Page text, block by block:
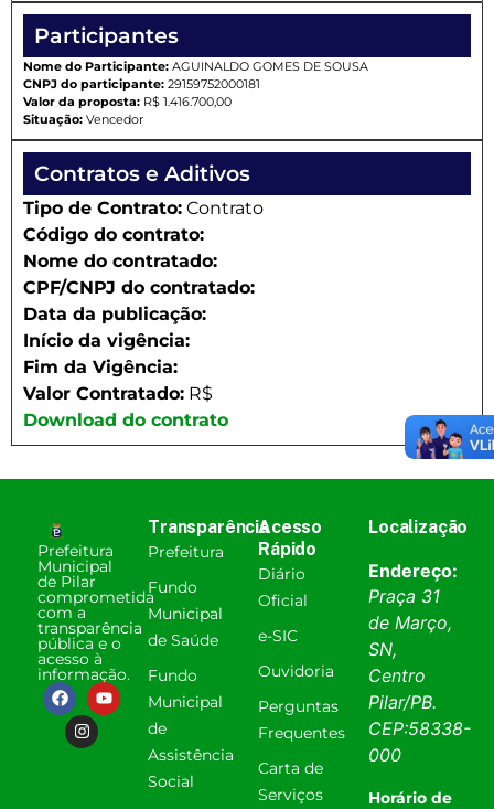
Participantes
Nome do Participante: AGUINALDO GOMES DE SOUSA
CNPJ do participante: 29159752000181
Valor da proposta: R$ 1.416.700,00
Situação: Vencedor
Contratos e Aditivos
Tipo de Contrato: Contrato
Código do contrato:
Nome do contratado:
CPF/CNPJ do contratado:
Data da publicação:
Início da vigência:
Fim da Vigência:
Valor Contratado: R$
Download do contrato
Prefeitura
Municipal
de Pilar
comprometida
com a
transparência
pública e o
acesso à
informação.
Transparência
Prefeitura
Fundo
Municipal
de Saúde
Fundo
Municipal
de
Assistência
Social
Acesso
Rápido
Diário
Oficial
e-SIC
Ouvidoria
Perguntas
Frequentes
Carta de
Serviços
Localização
Endereço:
Praça 31
de Março,
SN,
Centro
Pilar/PB.
CEP:58338-
000
Horário de